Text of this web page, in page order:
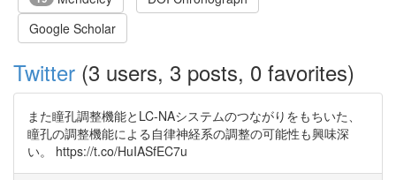
Google Scholar
Twitter (3 users, 3 posts, 0 favorites)
また瞳孔調整機能とLC-NAシステムのつながりをもちいた、
瞳孔の調整機能による自律神経系の調整の可能性も興味深
い。 https://t.co/HuIASfEC7u